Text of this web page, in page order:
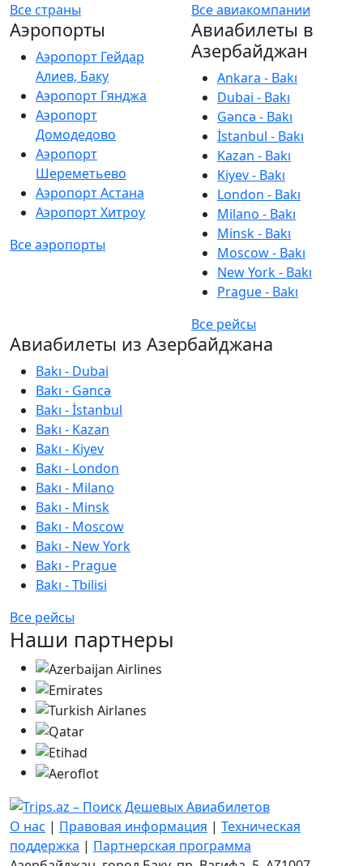
Все страны
Все авиакомпании
Аэропорты
Аэропорт Гейдар
Алиев, Баку
Аэропорт Гянджа
Аэропорт
Домодедово
Аэропорт
Шереметьево
Аэропорт Астана
Аэропорт Хитроу
Все аэропорты
Авиабилеты в
Азербайджан
Ankara - Bakı
Dubai - Bakı
Gəncə - Bakı
İstanbul - Bakı
Kazan - Bakı
Kiyev - Bakı
London - Bakı
Milano - Bakı
Minsk - Bakı
Moscow - Bakı
New York - Bakı
Prague - Bakı
Все рейсы
Авиабилеты из Азербайджана
Bakı - Dubai
Bakı - Gəncə
Bakı - İstanbul
Bakı - Kazan
Bakı - Kiyev
Bakı - London
Bakı - Milano
Bakı - Minsk
Bakı - Moscow
Bakı - New York
Bakı - Prague
Bakı - Tbilisi
Все рейсы
Наши партнеры
О нас | Правовая информация | Техническая
поддержка | Партнерская программа